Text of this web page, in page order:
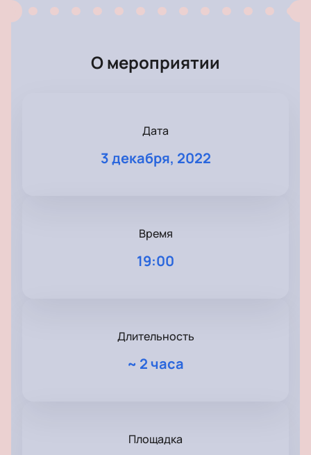
О мероприятии
Дата
3 декабря, 2022
Время
19:00
Длительность
~ 2 часа
Площадка